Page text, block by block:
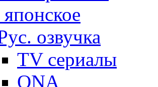
озвучка
TV сериалы
ONA